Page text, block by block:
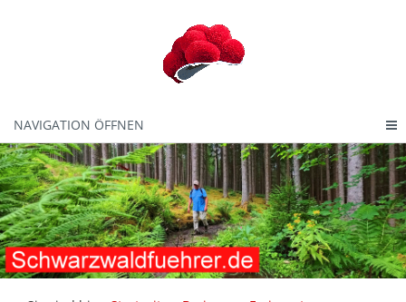
NAVIGATION ÖFFNEN